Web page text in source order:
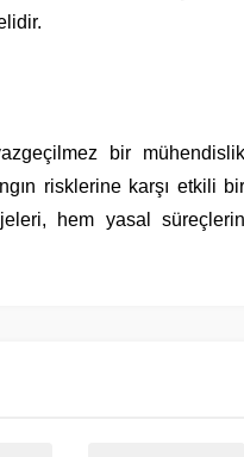
bir mühendislik
risklerine karşı etkili bir
hem yasal süreçlerin